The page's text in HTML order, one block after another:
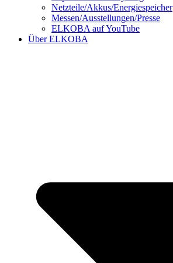
Netzteile/Akkus/Energiespeicher
Messen/Ausstellungen/Presse
ELKOBA auf YouTube
Über ELKOBA